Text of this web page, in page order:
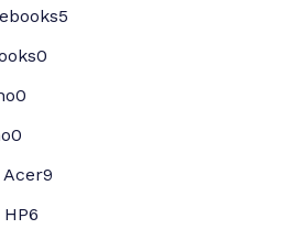
5
0
0
0
Acer9
6